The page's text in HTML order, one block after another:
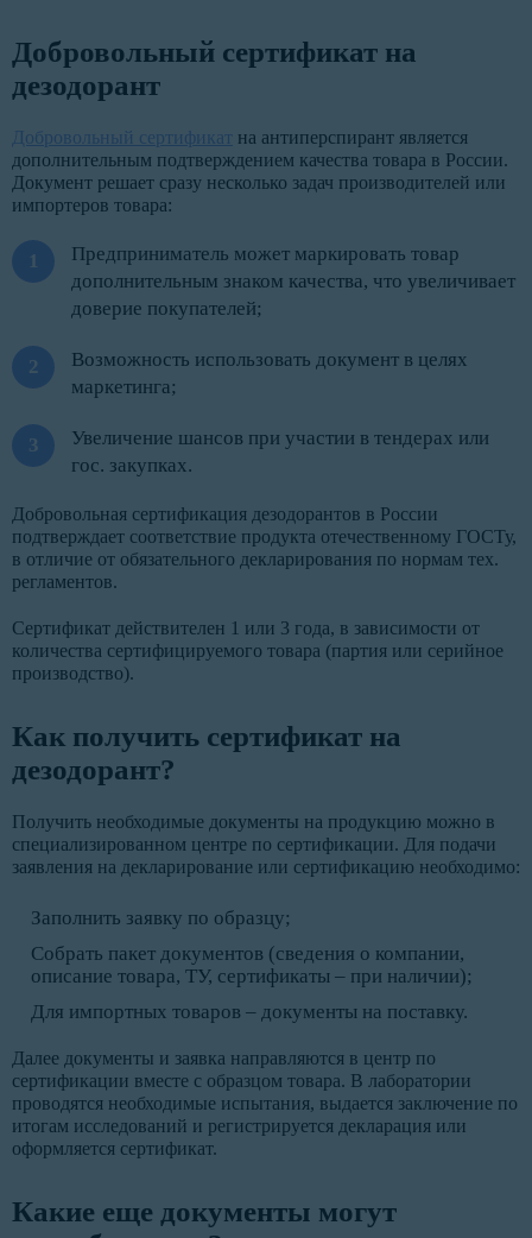
Добровольный сертификат на
дезодорант
Добровольный сертификат на антиперспирант является
дополнительным подтверждением качества товара в России.
Документ решает сразу несколько задач производителей или
импортеров товара:
Предприниматель может маркировать товар
дополнительным знаком качества, что увеличивает
доверие покупателей;
Возможность использовать документ в целях
маркетинга;
Увеличение шансов при участии в тендерах или
гос. закупках.
Добровольная сертификация дезодорантов в России
подтверждает соответствие продукта отечественному ГОСТу,
в отличие от обязательного декларирования по нормам тех.
регламентов.
Сертификат действителен 1 или 3 года, в зависимости от
количества сертифицируемого товара (партия или серийное
производство).
Как получить сертификат на
дезодорант?
Получить необходимые документы на продукцию можно в
специализированном центре по сертификации. Для подачи
заявления на декларирование или сертификацию необходимо:
Заполнить заявку по образцу;
Собрать пакет документов (сведения о компании,
описание товара, ТУ, сертификаты – при наличии);
Для импортных товаров – документы на поставку.
Далее документы и заявка направляются в центр по
сертификации вместе с образцом товара. В лаборатории
проводятся необходимые испытания, выдается заключение по
итогам исследований и регистрируется декларация или
оформляется сертификат.
Какие еще документы могут